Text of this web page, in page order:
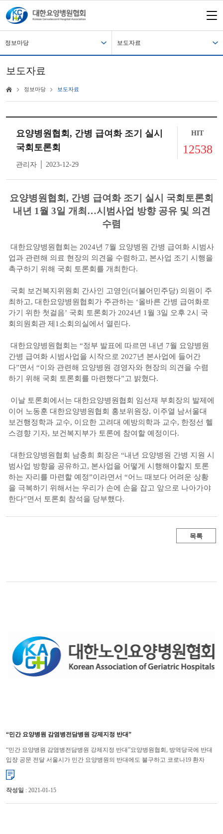
정보마당 보도자료
보도자료
정보마당 보도자료
요양병원협회, 간병 급여화 조기 실시
국회토론회
관리자 │ 2023-12-29
HIT
12538
요양병원협회, 간병 급여화 조기 실시 국회토론회
내년 1월 3일 개최…시범사업 방향 공유 및 의견
수렴
대한요양병원협회는 2024년 7월 요양병원 간병 급여화 시범사
업과 관련해 의료 현장의 의견을 수렴하고, 본사업 조기 시행을
촉구하기 위해 국회 토론회를 개최한다.
국회 보건복지위원회 간사인 고영인(더불어민주당) 의원이 주
최하고, 대한요양병원협회가 주관하는 ‘올바른 간병 급여화로
가기 위한 첫걸음’ 국회 토론회가 2024년 1월 3일 오후 2시 국
회의원회관 제1소회의실에서 열린다.
대한요양병원협회는 “정부 발표에 따르면 내년 7월 요양병원
간병 급여화 시범사업을 시작으로 2027년 본사업에 들어간
다”면서 “이와 관련해 요양병원 경영자와 현장의 의견을 수렴
하기 위해 국회 토론회를 마련했다”고 밝혔다.
이날 토론회에서는 대한요양병원협회 임선재 부회장의 발제에
이어 노동훈 대한요양병원협회 홍보위원장, 이주열 남서울대
보건행정학과 교수, 이요한 고려대 예방의학과 교수, 한정선 헬
스경향 기자, 보건복지부가 토론에 참여할 예정이다.
대한요양병원협회 남충희 회장은 “내년 요양병원 간병 지원 시
범사업 방향을 공유하고, 본사업을 어떻게 시행해야할지 토론
하는 자리를 마련할 예정”이라면서 “어느 때보다 어려운 상황
을 극복하기 위해서는 우리가 손에 손을 잡고 앞으로 나아가야
한다”면서 토론회 참석을 당부했다.
목록
“민간 요양병원 감염병전담병원 강제지정 반대”
“민간 요양병원 감염병전담병원 강제지정 반대”요양병원협회, 방역당국에 반대
입장 공문 전달 서울시가 민간 요양병원의 반대에도 불구하고 코로나19 환자
치료를 위한 감염병전담병원으로 강제 지정할 움직임...
작성일 : 2021-01-15